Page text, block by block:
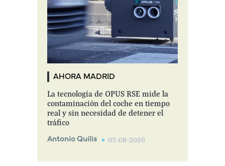
AHORA MADRID
La tecnología de OPUS RSE mide la
contaminación del coche en tiempo
real y sin necesidad de detener el
tráfico
Antonio Quilis 07-08-2026